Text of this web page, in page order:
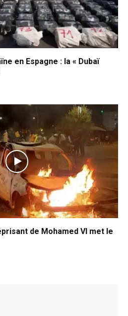
en Espagne : la « Dubaï
de Mohamed VI met le